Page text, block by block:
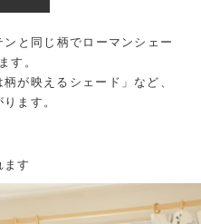
と同じ柄でローマンシェー
す。
が映えるシェード」など、
ます。
ます